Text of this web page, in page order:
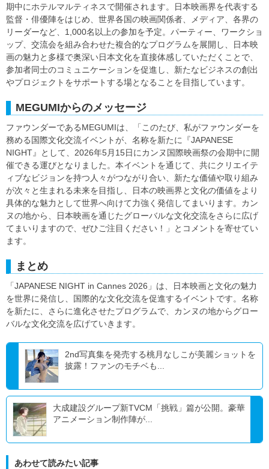
期中にホテルマルティネスで開催されます。日本映画界を代表する
監督・俳優陣をはじめ、世界各国の映画関係者、メディア、各界の
リーダーなど、1,000名以上の参加を予定。パーティー、ワークショ
ップ、交流会を組み合わせた複合的なプログラムを展開し、日本映
画の魅力と多様で奥深い日本文化を直接体感していただくことで、
参加者同士のコミュニケーションを促進し、新たなビジネスの創出
やプロジェクトをサポートする場となることを目指しています。
MEGUMIからのメッセージ
ファウンダーであるMEGUMIは、「このたび、私がファウンダーを
務める国際文化交流イベントが、名称を新たに『JAPANESE
NIGHT』として、2026年5月15日にカンヌ国際映画祭の会期中に開
催できる運びとなりました。本イベントを通じて、共にクリエイテ
ィブなビジョンを持つ人々がつながり合い、新たな価値や取り組み
が次々と生まれる未来を目指し、日本の映画界と文化の価値をより
具体的な魅力として世界へ向けて力強く発信してまいります。カン
ヌの地から、日本映画を通じたグローバルな文化交流をさらに広げ
てまいりますので、ぜひご注目ください！」とコメントを寄せてい
ます。
まとめ
「JAPANESE NIGHT in Cannes 2026」は、日本映画と文化の魅力
を世界に発信し、国際的な文化交流を促進するイベントです。名称
を新たに、さらに進化させたプログラムで、カンヌの地からグロー
バルな文化交流を広げていきます。
2nd写真集を発売する桃月なしこが美麗ショットを
披露！ファンのモチベも...
大成建設グループ新TVCM「挑戦」篇が公開。豪華
アニメーション制作陣が...
あわせて読みたい記事